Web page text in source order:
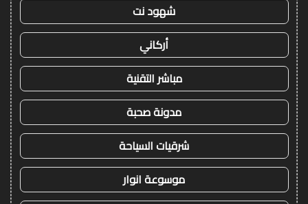
شهود نت
أركاني
مباشر التقنية
مدونة صحبة
شرقيات السياحة
موسوعة انوار